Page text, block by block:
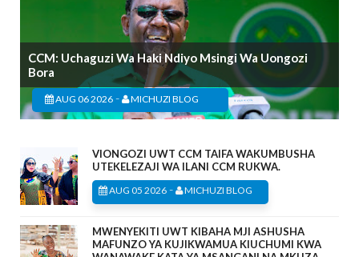
CCM: Uchaguzi Wa Haki Ndiyo Msingi Wa Uongozi
Bora
AUG 06 2026 - MICHUZI BLOG
VIONGOZI UWT CCM TAIFA WAKUMBUSHA
UTEKELEZAJI WA ILANI CCM RUKWA.
AUG 05 2026 - MICHUZI BLOG
MWENYEKITI UWT KIBAHA MJI ASHUSHA
MAFUNZO YA KUJIKWAMUA KIUCHUMI KWA